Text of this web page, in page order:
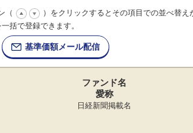
（
）をクリックするとその項目での並べ替え
括で登録できます。
基準価額メール配信
ファンド名
愛称
日経新聞掲載名